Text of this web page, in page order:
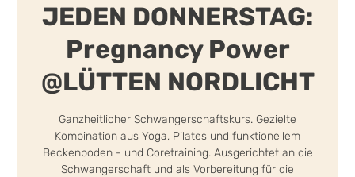
JEDEN DONNERSTAG:
Pregnancy Power
@LÜTTEN NORDLICHT
Ganzheitlicher Schwangerschaftskurs. Gezielte
Kombination aus Yoga, Pilates und funktionellem
Beckenboden - und Coretraining. Ausgerichtet an die
Schwangerschaft und als Vorbereitung für die